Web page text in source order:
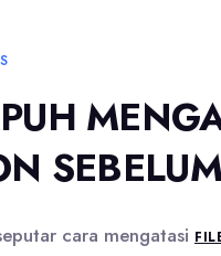
cara mengatasi